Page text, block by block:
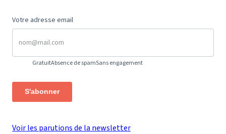
Votre adresse email
GratuitAbsence de spamSans engagement
S'abonner
Voir les parutions de la newsletter